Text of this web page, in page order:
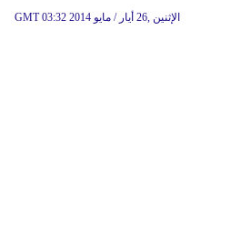
GMT 03:32 2014 الإثنين ,26 أيار / مايو